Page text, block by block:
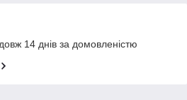
14 днів за домовленістю